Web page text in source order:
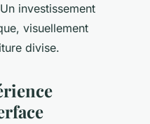
investissement
visuellement
divise.